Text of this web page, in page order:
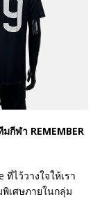
ฬา REMEMBER
ไว้วางใจให้เรา
เศษภายในกลุ่ม